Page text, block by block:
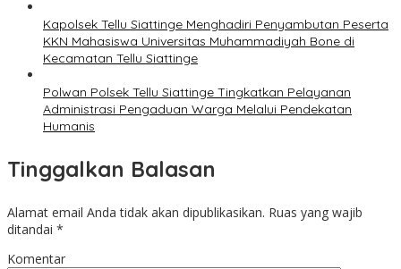
Kapolsek Tellu Siattinge Menghadiri Penyambutan Peserta
KKN Mahasiswa Universitas Muhammadiyah Bone di
Kecamatan Tellu Siattinge
Polwan Polsek Tellu Siattinge Tingkatkan Pelayanan
Administrasi Pengaduan Warga Melalui Pendekatan
Humanis
Tinggalkan Balasan
Alamat email Anda tidak akan dipublikasikan. Ruas yang wajib
ditandai *
Komentar